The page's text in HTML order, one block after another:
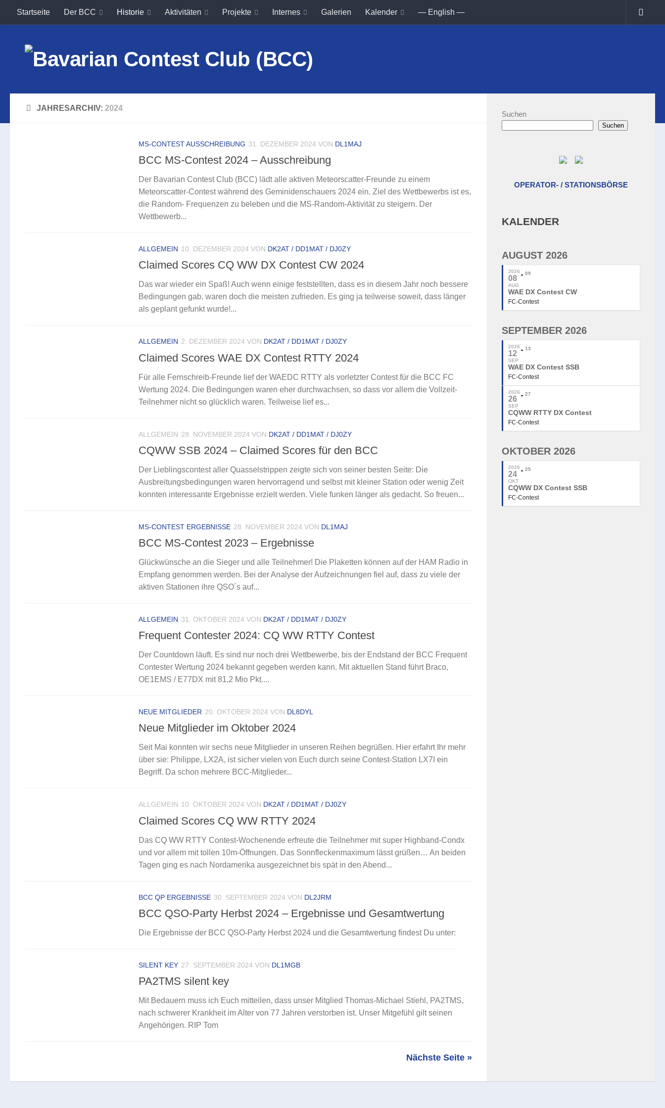
Unter dem Inhalt
Startseite Der BCC Historie Aktivitäten Projekte Internes Galerien Kalender — English —
JAHRESARCHIV: 2024
MS-CONTEST AUSSCHREIBUNG 31. DEZEMBER 2024 VON DL1MAJ
BCC MS-Contest 2024 – Ausschreibung
Der Bavarian Contest Club (BCC) lädt alle aktiven Meteorscatter-Freunde zu einem
Meteorscatter-Contest während des Geminidenschauers 2024 ein. Ziel des Wettbewerbs ist es,
die Random- Frequenzen zu beleben und die MS-Random-Aktivität zu steigern. Der
Wettbewerb...
ALLGEMEIN 10. DEZEMBER 2024 VON DK2AT / DD1MAT / DJ0ZY
Claimed Scores CQ WW DX Contest CW 2024
Das war wieder ein Spaß! Auch wenn einige feststellten, dass es in diesem Jahr noch bessere
Bedingungen gab, waren doch die meisten zufrieden. Es ging ja teilweise soweit, dass länger
als geplant gefunkt wurde!...
ALLGEMEIN 2. DEZEMBER 2024 VON DK2AT / DD1MAT / DJ0ZY
Claimed Scores WAE DX Contest RTTY 2024
Für alle Fernschreib-Freunde lief der WAEDC RTTY als vorletzter Contest für die BCC FC
Wertung 2024. Die Bedingungen waren eher durchwachsen, so dass vor allem die Vollzeit-
Teilnehmer nicht so glücklich waren. Teilweise lief es...
ALLGEMEIN 28. NOVEMBER 2024 VON DK2AT / DD1MAT / DJ0ZY
CQWW SSB 2024 – Claimed Scores für den BCC
Der Lieblingscontest aller Quasselstrippen zeigte sich von seiner besten Seite: Die
Ausbreitungsbedingungen waren hervorragend und selbst mit kleiner Station oder wenig Zeit
konnten interessante Ergebnisse erzielt werden. Viele funken länger als gedacht. So freuen...
MS-CONTEST ERGEBNISSE 28. NOVEMBER 2024 VON DL1MAJ
BCC MS-Contest 2023 – Ergebnisse
Glückwünsche an die Sieger und alle Teilnehmer! Die Plaketten können auf der HAM Radio in
Empfang genommen werden. Bei der Analyse der Aufzeichnungen fiel auf, dass zu viele der
aktiven Stationen ihre QSO´s auf...
ALLGEMEIN 31. OKTOBER 2024 VON DK2AT / DD1MAT / DJ0ZY
Frequent Contester 2024: CQ WW RTTY Contest
Der Countdown läuft. Es sind nur noch drei Wettbewerbe, bis der Endstand der BCC Frequent
Contester Wertung 2024 bekannt gegeben werden kann. Mit aktuellen Stand führt Braco,
OE1EMS / E77DX mit 81,2 Mio Pkt....
NEUE MITGLIEDER 20. OKTOBER 2024 VON DL8DYL
Neue Mitglieder im Oktober 2024
Seit Mai konnten wir sechs neue Mitglieder in unseren Reihen begrüßen. Hier erfahrt Ihr mehr
über sie: Philippe, LX2A, ist sicher vielen von Euch durch seine Contest-Station LX7I ein
Begriff. Da schon mehrere BCC-Mitglieder...
ALLGEMEIN 10. OKTOBER 2024 VON DK2AT / DD1MAT / DJ0ZY
Claimed Scores CQ WW RTTY 2024
Das CQ WW RTTY Contest-Wochenende erfreute die Teilnehmer mit super Highband-Condx
und vor allem mit tollen 10m-Öffnungen. Das Sonnfleckenmaximum lässt grüßen… An beiden
Tagen ging es nach Nordamerika ausgezeichnet bis spät in den Abend...
BCC QP ERGEBNISSE 30. SEPTEMBER 2024 VON DL2JRM
BCC QSO-Party Herbst 2024 – Ergebnisse und Gesamtwertung
Die Ergebnisse der BCC QSO-Party Herbst 2024 und die Gesamtwertung findest Du unter:
SILENT KEY 27. SEPTEMBER 2024 VON DL1MGB
PA2TMS silent key
Mit Bedauern muss ich Euch mitteilen, dass unser Mitglied Thomas-Michael Stiehl, PA2TMS,
nach schwerer Krankheit im Alter von 77 Jahren verstorben ist. Unser Mitgefühl gilt seinen
Angehörigen. RIP Tom
Nächste Seite »
Suchen
Suchen
OPERATOR- / STATIONSBÖRSE
KALENDER
AUGUST 2026
2026
08
AUG
09
WAE DX Contest CW
FC-Contest
SEPTEMBER 2026
2026
12
SEP
13
WAE DX Contest SSB
FC-Contest
2026
26
SEP
27
CQWW RTTY DX Contest
FC-Contest
OKTOBER 2026
2026
24
OKT
25
CQWW DX Contest SSB
FC-Contest